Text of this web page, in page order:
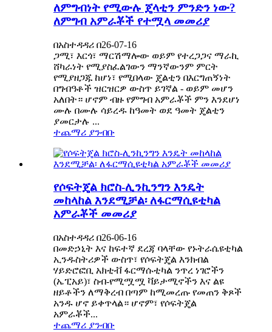
ለምግብነት የሚውሉ ጄላቲን ምንድን ነው?
ለምግብ አምራቾች የተሟላ መመሪያ
በአስተዳዳሪ በ26-07-16
ጋሚ፣ እርጎ፣ ማርሽማሎው ወይም የተረጋጋና ማራኪ
ሸካራነት የሚያስፈልገውን ማንኛውንም ምርት
የሚያዘጋጁ ከሆነ፣ የሚበላው ጄልቲን በእርግጠኝነት
በግብዓቶች ዝርዝርዎ ውስጥ ይገኛል - ወይም መሆን
አለበት። ሆኖም ብዙ የምግብ አምራቾች ምን እንደሆነ
ሙሉ በሙሉ ሳይረዱ ከዓመት ወደ ዓመት ጄልቲን
ያመርታሉ ...
ተጨማሪ ያንብቡ
የሶፍትጄል ክሮስ-ሊንኪንግን እንዴት
መከላከል እንደሚቻል፡ ለፋርማሲዩቲካል
አምራቾች መመሪያ
በአስተዳዳሪ በ26-06-16
በመድኃኒት እና ከፍተኛ ደረጃ ባላቸው የኑትራሴዩቲካል
ኢንዱስትሪዎች ውስጥ፣ የሶፍትጄል እንክብል
ሃይድሮፎቢ አክቲቭ ፋርማሱቲካል ንጥረ ነገሮችን
(ኤፒአይ)፣ ስብ-የሚሟሟ ቫይታሚኖችን እና ልዩ
ዘይቶችን ለማቅረብ በጣም ከሚመረጡ የመጠን ቅጾች
አንዱ ሆኖ ይቀጥላል። ሆኖም፣ የሶፍትጄል
አምራቾች...
ተጨማሪ ያንብቡ